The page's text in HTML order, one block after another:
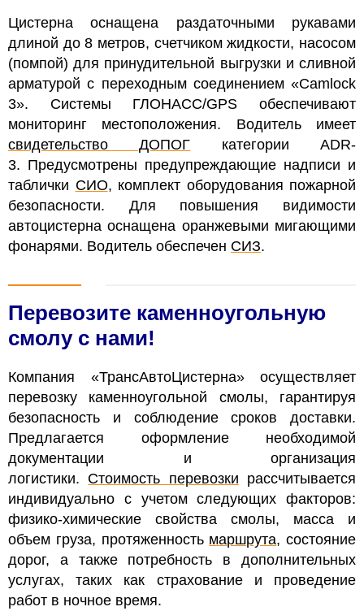
Цистерна оснащена раздаточными рукавами
длиной до 8 метров, счетчиком жидкости, насосом
(помпой) для принудительной выгрузки и сливной
арматурой с переходным соединением «Camlock
3». Системы ГЛОНАСС/GPS обеспечивают
мониторинг местоположения. Водитель имеет
свидетельство ДОПОГ категории ADR-
3. Предусмотрены предупреждающие надписи и
таблички СИО, комплект оборудования пожарной
безопасности. Для повышения видимости
автоцистерна оснащена оранжевыми мигающими
фонарями. Водитель обеспечен СИЗ.
Перевозите каменноугольную
смолу с нами!
Компания «ТрансАвтоЦистерна» осуществляет
перевозку каменноугольной смолы, гарантируя
безопасность и соблюдение сроков доставки.
Предлагается оформление необходимой
документации и организация
логистики. Стоимость перевозки рассчитывается
индивидуально с учетом следующих факторов:
физико-химические свойства смолы, масса и
объем груза, протяженность маршрута, состояние
дорог, а также потребность в дополнительных
услугах, таких как страхование и проведение
работ в ночное время.